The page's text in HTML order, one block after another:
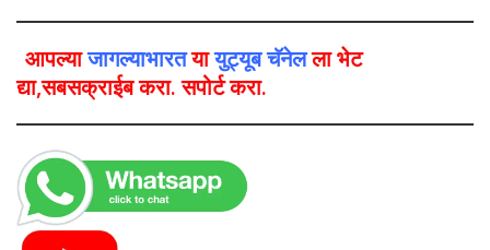
आपल्याजागल्याभारतयायुट्यूब चॅनेलला भेट
द्या,सबसक्राईब करा. सपोर्ट करा.